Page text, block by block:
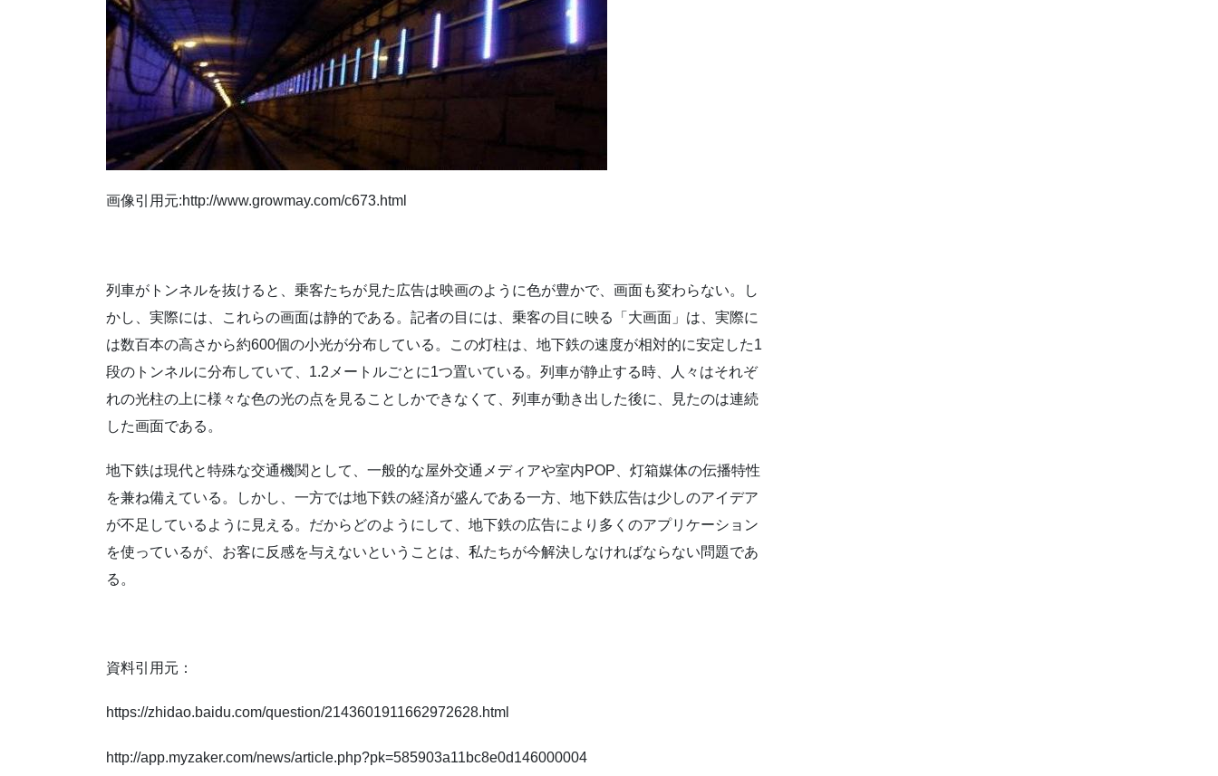
画像引用元:http://www.growmay.com/c673.html
列車がトンネルを抜けると、乗客たちが見た広告は映画のように色が豊かで、画面も変わらない。し
かし、実際には、これらの画面は静的である。記者の目には、乗客の目に映る「大画面」は、実際に
は数百本の高さから約600個の小光が分布している。この灯柱は、地下鉄の速度が相対的に安定した1
段のトンネルに分布していて、1.2メートルごとに1つ置いている。列車が静止する時、人々はそれぞ
れの光柱の上に様々な色の光の点を見ることしかできなくて、列車が動き出した後に、見たのは連続
した画面である。
地下鉄は現代と特殊な交通機関として、一般的な屋外交通メディアや室内POP、灯箱媒体の伝播特性
を兼ね備えている。しかし、一方では地下鉄の経済が盛んである一方、地下鉄広告は少しのアイデア
が不足しているように見える。だからどのようにして、地下鉄の広告により多くのアプリケーション
を使っているが、お客に反感を与えないということは、私たちが今解決しなければならない問題であ
る。
資料引用元：
https://zhidao.baidu.com/question/2143601911662972628.html
http://app.myzaker.com/news/article.php?pk=585903a11bc8e0d146000004